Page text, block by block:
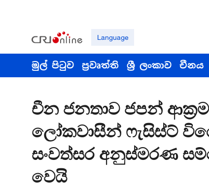
Language
මුල් පිටුව ප්‍රවෘත්ති ශ්‍රී ලංකාව චීනය
චීන ජනතාව ජපන්
ලෝකවාසීන් ෆැසිස්ට්
සංවත්සර අනුස්මරණ
වෙයි